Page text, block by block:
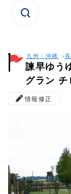
九州・沖縄
諫早ゆう
グラン
情報修正